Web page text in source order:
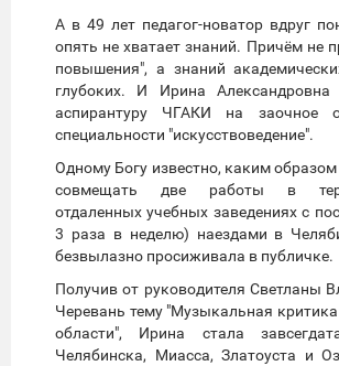
А в 49 лет педагог-новатор вдруг
опять не хватает знаний. Причём не
повышения", а знаний
глубоких. И Ирина Александровна
аспирантуру ЧГАКИ на заочное
специальности "искусствоведение".
Одному Богу известно, каким образом
совмещать две работы в
отдаленных учебных заведениях с
3 раза в неделю) наездами в
безвылазно просиживала в публичке.
Получив от руководителя Светланы
Черевань тему "Музыкальная
области", Ирина стала
Челябинска, Миасса, Златоуста и